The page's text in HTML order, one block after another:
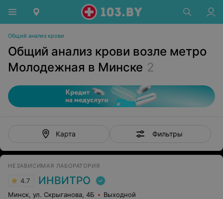
Общий анализ крови
Общий анализ крови возле метро
Молодежная в Минске 2
Карта Фильтры
НЕЗАВИСИМАЯ ЛАБОРАТОРИЯ
4.7 ИНВИТРО
Минск, ул. Скрыганова, 4Б Выходной